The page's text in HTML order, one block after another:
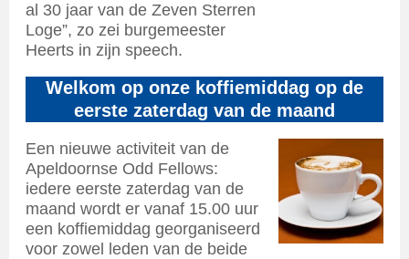
al 30 jaar van de Zeven Sterren
Loge”, zo zei burgemeester
Heerts in zijn speech.
Welkom op onze koffiemiddag op de
eerste zaterdag van de maand
Een nieuwe activiteit van de
Apeldoornse Odd Fellows:
iedere eerste zaterdag van de
maand wordt er vanaf 15.00 uur
een koffiemiddag georganiseerd
voor zowel leden van de beide